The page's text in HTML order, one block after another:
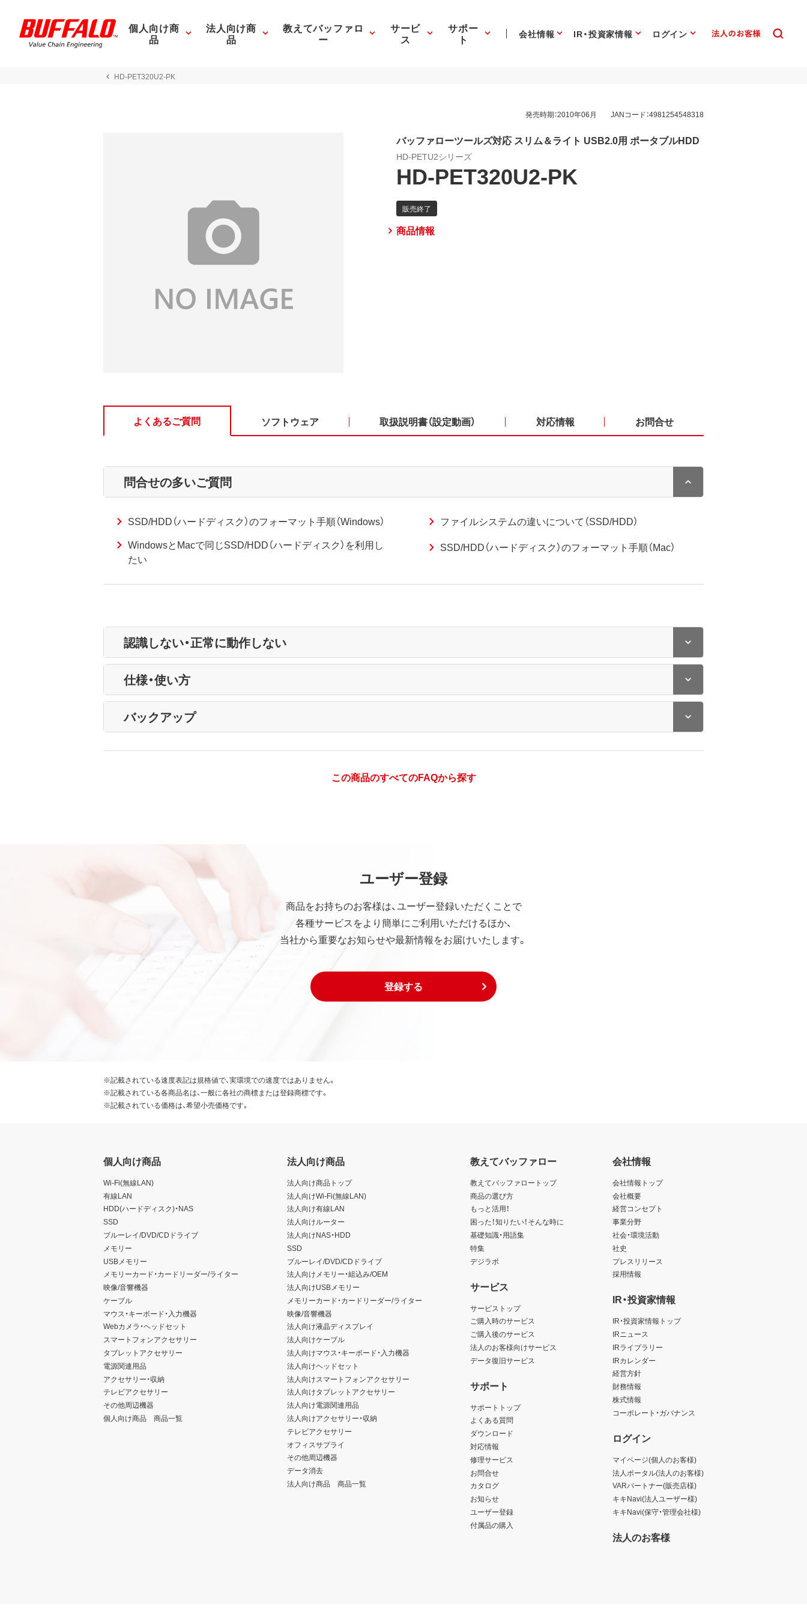
個人向け商
品
法人向け商
品
教えてバッファロ
ー
サービ
ス
サポー
ト 会社情報 IR・投資家情報 ログイン
HD-PET320U2-PK
発売時期：2010年06月 JANコード：4981254548318
バッファローツールズ対応 スリム＆ライト USB2.0用 ポータブルHDD
HD-PETU2シリーズ
HD-PET320U2-PK
商品情報
よくあるご質問 ソフトウェア 取扱説明書（設定動画） 対応情報 お問合せ
問合せの多いご質問
SSD/HDD（ハードディスク）のフォーマット手順（Windows）
ファイルシステムの違いについて（SSD/HDD）
WindowsとMacで同じSSD/HDD（ハードディスク）を利用し
たい
SSD/HDD（ハードディスク）のフォーマット手順（Mac）
認識しない・正常に動作しない
仕様・使い方
バックアップ
この商品のすべてのFAQから探す
ユーザー登録
商品をお持ちのお客様は、ユーザー登録いただくことで
各種サービスをより簡単にご利用いただけるほか、
当社から重要なお知らせや最新情報をお届けいたします。
登録する
※記載されている速度表記は規格値で、実環境での速度ではありません。
※記載されている各商品名は、一般に各社の商標または登録商標です。
※記載されている価格は、希望小売価格です。
個人向け商品
Wi-Fi(無線LAN)
有線LAN
HDD(ハードディスク)・NAS
SSD
ブルーレイ/DVD/CDドライブ
メモリー
USBメモリー
メモリーカード・カードリーダー/ライター
映像/音響機器
ケーブル
マウス・キーボード・入力機器
Webカメラ・ヘッドセット
スマートフォンアクセサリー
タブレットアクセサリー
電源関連用品
アクセサリー・収納
テレビアクセサリー
その他周辺機器
個人向け商品 商品一覧
法人向け商品
法人向け商品トップ
法人向けWi-Fi(無線LAN)
法人向け有線LAN
法人向けルーター
法人向けNAS・HDD
SSD
ブルーレイ/DVD/CDドライブ
法人向けメモリー・組込み/OEM
法人向けUSBメモリー
メモリーカード・カードリーダー/ライター
映像/音響機器
法人向け液晶ディスプレイ
法人向けケーブル
法人向けマウス・キーボード・入力機器
法人向けヘッドセット
法人向けスマートフォンアクセサリー
法人向けタブレットアクセサリー
法人向け電源関連用品
法人向けアクセサリー・収納
テレビアクセサリー
オフィスサプライ
その他周辺機器
データ消去
法人向け商品 商品一覧
教えてバッファロー
教えてバッファロートップ
商品の選び方
もっと活用！
困った！知りたい！そんな時に
基礎知識・用語集
特集
デジラボ
サービス
サービストップ
ご購入時のサービス
ご購入後のサービス
法人のお客様向けサービス
データ復旧サービス
サポート
サポートトップ
よくある質問
ダウンロード
対応情報
修理サービス
お問合せ
カタログ
お知らせ
ユーザー登録
付属品の購入
会社情報
会社情報トップ
会社概要
経営コンセプト
事業分野
社会・環境活動
社史
プレスリリース
採用情報
IR・投資家情報
IR・投資家情報トップ
IRニュース
IRライブラリー
IRカレンダー
経営方針
財務情報
株式情報
コーポレート・ガバナンス
ログイン
マイページ(個人のお客様)
法人ポータル(法人のお客様)
VARパートナー(販売店様)
キキNavi(法人ユーザー様)
キキNavi(保守・管理会社様)
法人のお客様